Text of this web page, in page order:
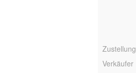
Zustellung
Verkäufer